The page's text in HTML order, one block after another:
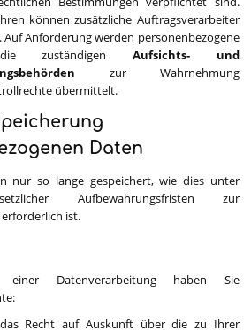
können zusätzliche Auftragsverarbeiter
Auf Anforderung werden personenbezogene
zuständigenAufsichts- und
zur Wahrnehmung
übermittelt.
Daten
nur so lange gespeichert, wie dies unter
Aufbewahrungsfristen zur
ist.
einer Datenverarbeitung haben Sie
Recht auf Auskunft über die zu Ihrer